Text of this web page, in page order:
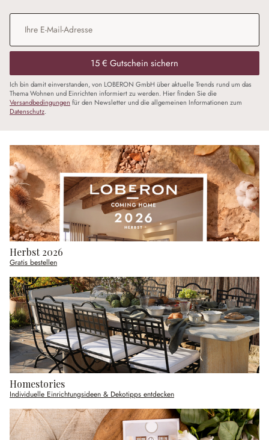
E-Mail-Adresse
15 € Gutschein sichern
Ich bin damit einverstanden, von LOBERON GmbH über aktuelle Trends rund um das
Thema Wohnen und Einrichten informiert zu werden. Hier finden Sie die
Versandbedingungen für den Newsletter und die allgemeinen Informationen zum
Datenschutz.
Herbst 2026
Gratis bestellen
Homestories
Individuelle Einrichtungsideen & Dekotipps entdecken